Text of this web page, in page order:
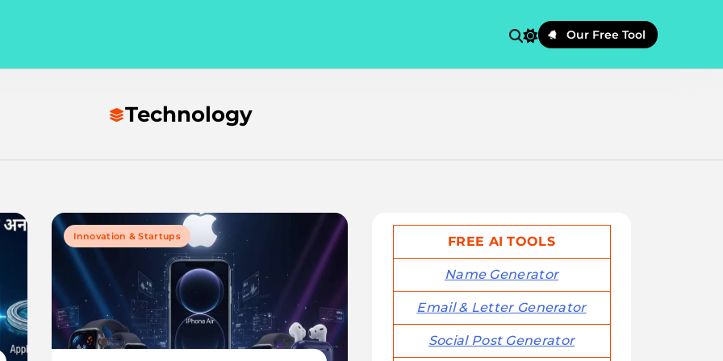
Our Free Tool
Technology
Innovation & Startups FREE AI TOOLS
Name Generator
Email & Letter Generator
Social Post Generator